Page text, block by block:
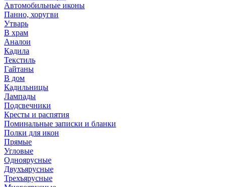
Автомобильные иконы
Панно, хоругви
Утварь
В храм
Аналои
Кадила
Текстиль
Гайтаны
В дом
Кадильницы
Лампады
Подсвечники
Кресты и распятия
Поминальные записки и бланки
Полки для икон
Прямые
Угловые
Одноярусные
Двухъярусные
Трехъярусные